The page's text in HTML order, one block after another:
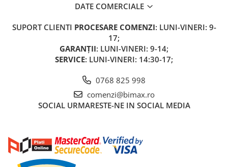
DATE COMERCIALE
SUPORT CLIENTI PROCESARE COMENZI: LUNI-VINERI: 9-
17;
GARANȚII: LUNI-VINERI: 9-14;
SERVICE: LUNI-VINERI: 14:30-17;
0768 825 998
comenzi@bimax.ro
SOCIAL URMARESTE-NE IN SOCIAL MEDIA